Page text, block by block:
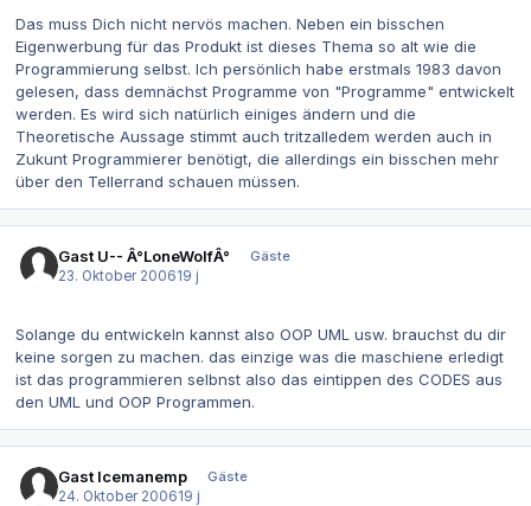
Das muss Dich nicht nervös machen. Neben ein bisschen
Eigenwerbung für das Produkt ist dieses Thema so alt wie die
Programmierung selbst. Ich persönlich habe erstmals 1983 davon
gelesen, dass demnächst Programme von "Programme" entwickelt
werden. Es wird sich natürlich einiges ändern und die
Theoretische Aussage stimmt auch tritzalledem werden auch in
Zukunt Programmierer benötigt, die allerdings ein bisschen mehr
über den Tellerrand schauen müssen.
Gast U-- Â°LoneWolfÂ°
Gäste
23. Oktober 200619 j
Solange du entwickeln kannst also OOP UML usw. brauchst du dir
keine sorgen zu machen. das einzige was die maschiene erledigt
ist das programmieren selbnst also das eintippen des CODES aus
den UML und OOP Programmen.
Gast Icemanemp
Gäste
24. Oktober 200619 j